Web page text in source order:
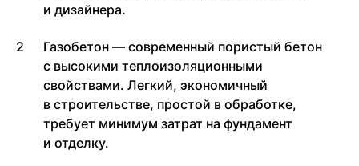
и дизайнера.
Газобетон — современный пористый бетон
с высокими теплоизоляционными
свойствами. Легкий, экономичный
в строительстве, простой в обработке,
требует минимум затрат на фундамент
и отделку.